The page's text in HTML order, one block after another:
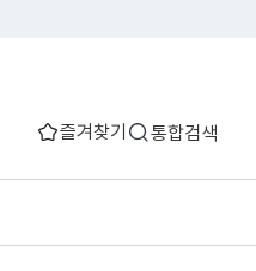
즐겨찾기 통합검색